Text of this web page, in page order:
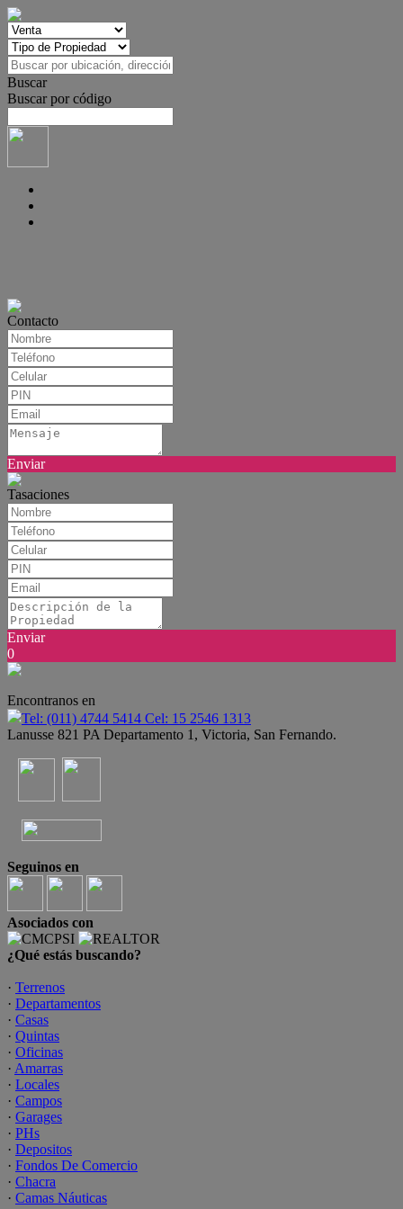
Buscar
Buscar por código
Contacto
Enviar
Tasaciones
Enviar
0
Encontranos en
Tel: (011) 4744 5414 Cel: 15 2546 1313
Lanusse 821 PA Departamento 1, Victoria, San Fernando.
Seguinos en
Asociados con
¿Qué estás buscando?
· Terrenos
· Departamentos
· Casas
· Quintas
· Oficinas
· Amarras
· Locales
· Campos
· Garages
· PHs
· Depositos
· Fondos De Comercio
· Chacra
· Camas Náuticas